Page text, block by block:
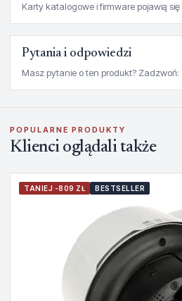
Karty katalogowe i firmware pojawią
Pytania i odpowiedzi
Masz pytanie o ten produkt? Zadzwoń:
POPULARNE PRODUKTY
Klienci oglądali także
TANIEJ -809 ZŁ BESTSELLER